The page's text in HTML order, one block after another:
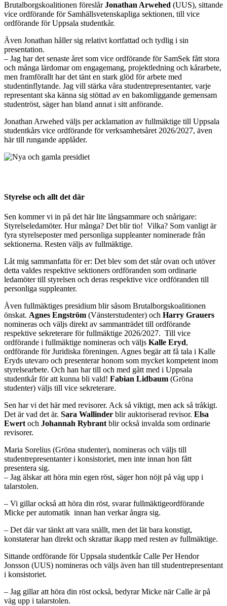
Brutalborgskoalitionen föreslårJonathan Arwehed (UUS), sittande
vice ordförande för Samhällsvetenskapliga sektionen, till vice
ordförande för Uppsala studentkår.
Även Jonathan håller sig relativt kortfattad och tydlig i sin
presentation.
– Jag har det senaste året som vice ordförande för SamSek fått stora
och många lärdomar om engagemang, projektledning och kårarbete,
men framförallt har det tänt en stark glöd för arbete med
studentinflytande. Jag vill stärka våra studentrepresentanter, varje
representant ska känna sig stöttad av en bakomliggande gemensam
studentröst, säger han bland annat i sitt anförande.
Jonathan Arwehed väljs per acklamation av fullmäktige till Uppsala
studentkårs vice ordförande för verksamhetsåret 2026/2027, även
här till rungande applåder.
Styrelse och allt det där
Sen kommer vi in på det här lite långsammare och snårigare:
Styrelseledamöter. Hur många? Det blir tio! Vilka? Som vanligt är
fyra styrelseposter med personliga suppleanter nominerade från
sektionerna. Resten väljs av fullmäktige.
Låt mig sammanfatta för er: Det blev som det står ovan och utöver
detta valdes respektive sektioners ordföranden som ordinarie
ledamöter till styrelsen och deras respektive vice ordföranden till
personliga suppleanter.
Även fullmäktiges presidium blir såsom Brutalborgskoalitionen
önskat. Agnes Engström (Vänsterstudenter) och Harry Grauers
nomineras och väljs direkt av sammanträdet till ordförande
respektive sekreterare för fullmäktige 2026/2027. Till vice
ordförande i fullmäktige nomineras och väljs Kalle Eryd,
ordförande för Juridiska föreningen. Agnes begär att få tala i Kalle
Eryds utevaro och presenterar honom som mycket kompetent inom
styrelsearbete. Och han har till och med gått med i Uppsala
studentkår för att kunna bli vald! Fabian Lidbaum (Gröna
studenter) väljs till vice sekreterare.
Sen har vi det här med revisorer. Ack så viktigt, men ack så tråkigt.
Det är vad det är. Sara Wallinder blir auktoriserad revisor. Elsa
Ewert och Johannah Rybrant blir också invalda som ordinarie
revisorer.
Maria Sorelius (Gröna studenter), nomineras och väljs till
studentrepresentanter i konsistoriet, men inte innan hon fått
presentera sig.
– Jag älskar att höra min egen röst, säger hon nöjt på väg upp i
talarstolen.
– Vi gillar också att höra din röst, svarar fullmäktigeordförande
Micke per automatik innan han verkar ångra sig.
– Det där var tänkt att vara snällt, men det lät bara konstigt,
konstaterar han direkt och skrattar ikapp med resten av fullmäktige.
Sittande ordförande för Uppsala studentkår Calle Per Hendor
Jonsson (UUS) nomineras och väljs även han till studentrepresentant
i konsistoriet.
– Jag gillar att höra din röst också, bedyrar Micke när Calle är på
väg upp i talarstolen.